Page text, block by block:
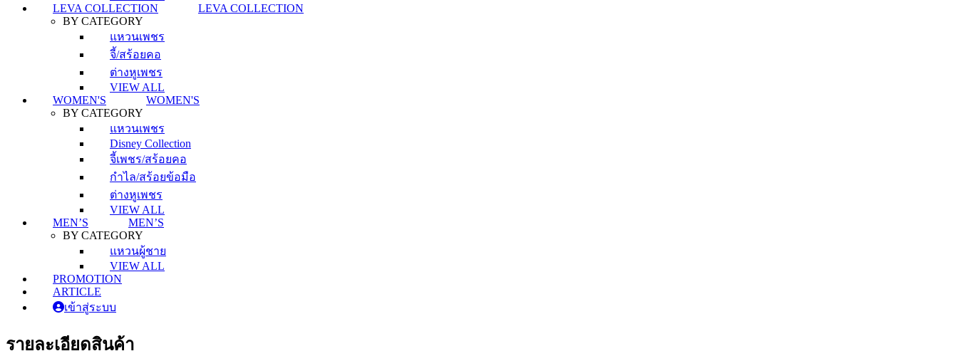
LEVA COLLECTION
LEVA COLLECTION
BY CATEGORY
แหวนเพชร
จี้/สร้อยคอ
ต่างหูเพชร
VIEW ALL
WOMEN'S
WOMEN'S
BY CATEGORY
แหวนเพชร
Disney Collection
จี้เพชร/สร้อยคอ
กำไล/สร้อยข้อมือ
ต่างหูเพชร
VIEW ALL
MEN’S
MEN’S
BY CATEGORY
แหวนผู้ชาย
VIEW ALL
PROMOTION
ARTICLE
เข้าสู่ระบบ
รายละเอียดสินค้า